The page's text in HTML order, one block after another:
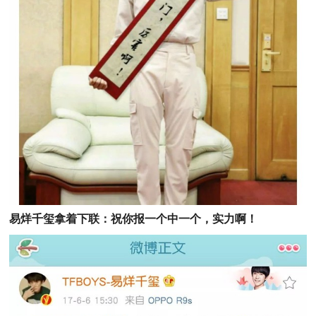
易烊千玺拿着下联：祝你报一个中一个，实力啊！